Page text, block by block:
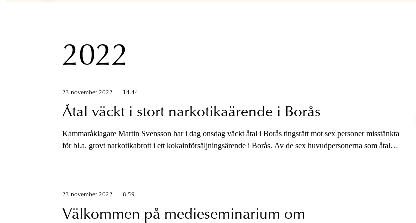
2022
23 november 2022 14.44
Åtal väckt i stort narkotikaärende i Borås
Kammaråklagare Martin Svensson har i dag onsdag väckt åtal i Borås tingsrätt mot sex personer misstänkta
för bl.a. grovt narkotikabrott i ett kokainförsäljningsärende i Borås. Av de sex huvudpersonerna som åtalats
brott. Åklagaren är tillgänglig för media.
23 november 2022 8.59
Välkommen på medieseminarium om